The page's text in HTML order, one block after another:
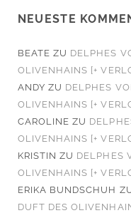
NEUESTE
BEATE ZU DELPHES
OLIVENHAINS [+
ANDY ZU DELPHES
OLIVENHAINS [+
CAROLINE ZU
OLIVENHAINS [+
KRISTIN ZU DELPHES
OLIVENHAINS [+
ERIKA BUNDSCHUH
DUFT DES